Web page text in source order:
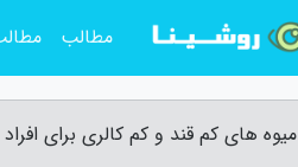
میوه های کم قند و کم کالری برای
مطالب